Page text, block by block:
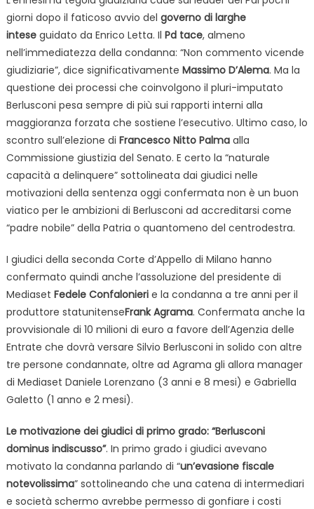
giorni dopo il faticoso avvio del governo di larghe
inteseguidato da Enrico Letta. Il Pd tace, almeno
nell’immediatezza della condanna: “Non commento vicende
giudiziarie”, dice significativamente Massimo D’Alema. Ma la
questione dei processi che coinvolgono il pluri-imputato
Berlusconi pesa sempre di più sui rapporti interni alla
maggioranza forzata che sostiene l’esecutivo. Ultimo caso, lo
scontro sull’elezione di Francesco Nitto Palmaalla
Commissione giustizia del Senato. E certo la “naturale
capacità a delinquere” sottolineata dai giudici nelle
motivazioni della sentenza oggi confermata non è un buon
viatico per le ambizioni di Berlusconi ad accreditarsi come
“padre nobile” della Patria o quantomeno del centrodestra.
I giudici della seconda Corte d’Appello di Milano hanno
confermato quindi anche l’assoluzione del presidente di
Mediaset Fedele Confalonierie la condanna a tre anni per il
produttore statunitenseFrank Agrama. Confermata anche la
provvisionale di 10 milioni di euro a favore dell’Agenzia delle
Entrate che dovrà versare Silvio Berlusconi in solido con altre
tre persone condannate, oltre ad Agrama gli allora manager
di Mediaset Daniele Lorenzano (3 anni e 8 mesi) e Gabriella
Galetto (1 anno e 2 mesi).
Le motivazione dei giudici di primo grado: “Berlusconi
dominus indiscusso”. In primo grado i giudici avevano
motivato la condanna parlando di “un’evasione fiscale
notevolissima” sottolineando che una catena di intermediari
e società schermo avrebbe permesso di gonfiare i costi